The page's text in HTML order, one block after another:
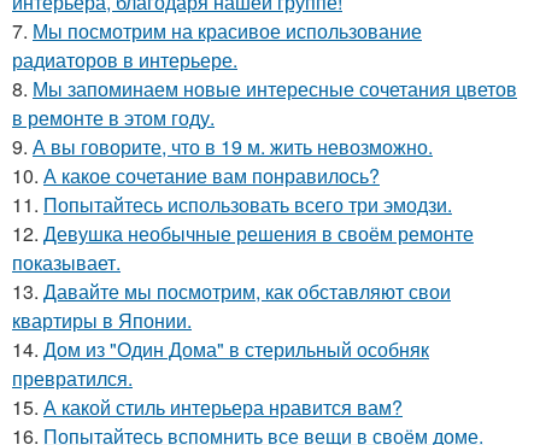
7. Мы посмотрим на красивое использование
радиаторов в интерьере.
8. Мы запоминаем новые интересные сочетания цветов
в ремонте в этом году.
9. А вы говорите, что в 19 м. жить невозможно.
10. А какое сочетание вам понравилось?
11. Попытайтесь использовать всего три эмодзи.
12. Девушка необычные решения в своём ремонте
показывает.
13. Давайте мы посмотрим, как обставляют свои
квартиры в Японии.
14. Дом из "Один Дома" в стерильный особняк
превратился.
15. А какой стиль интерьера нравится вам?
16. Попытайтесь вспомнить все вещи в своём доме.